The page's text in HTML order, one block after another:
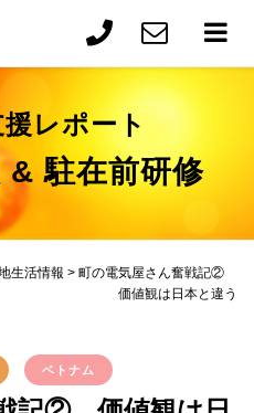
レポート
& 駐在前研修
生活情報 > 町の電気屋さん奮戦記②
価値観は日本と違う
ベトナム